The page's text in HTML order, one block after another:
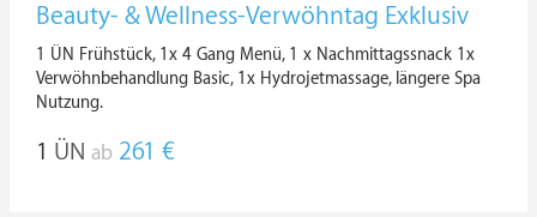
Beauty- & Wellness-Verwöhntag Exklusiv
1 ÜN Frühstück, 1x 4 Gang Menü, 1 x Nachmittagssnack 1x
Verwöhnbehandlung Basic, 1x Hydrojetmassage, längere Spa
Nutzung.
1 ÜN ab 261 €